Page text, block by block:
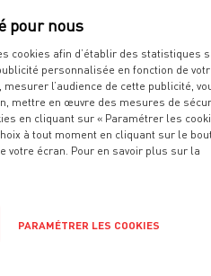
ou avoir terminé sa classe
d'inscription directement
! Rapprochez-vous de
notre univers.
cookies afin d’établir des statistiques
personnalisée en fonction de
l’audience de cette publicité,
mettre en œuvre des mesures de
en cliquant sur « Paramétrer les
à tout moment en cliquant sur le
votre écran. Pour en savoir plus sur la
PARAMÉTRER LES COOKIES